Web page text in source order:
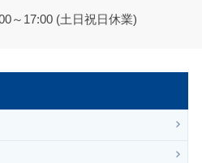
～17:00 (土日祝日休業)